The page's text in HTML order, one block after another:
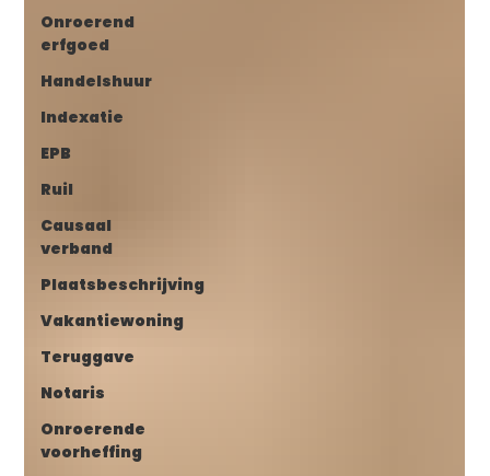
Onroerend
erfgoed
Handelshuur
Indexatie
EPB
Ruil
Causaal
verband
Plaatsbeschrijving
Vakantiewoning
Teruggave
Notaris
Onroerende
voorheffing